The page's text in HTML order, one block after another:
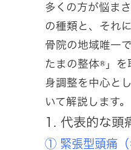
多くの方が悩ま
の種類と、それ
骨院の地域唯一
たまの整体®」
身調整を中心と
いて解説します。
1. 代表的な頭
① 緊張型頭痛（